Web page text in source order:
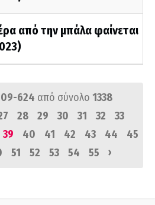
από την μπάλα φαίνεται
624 από σύνολο 1338
28 29 30 31 32
33
39 40 41 42 43 44
45
51 52 53 54 55 ›